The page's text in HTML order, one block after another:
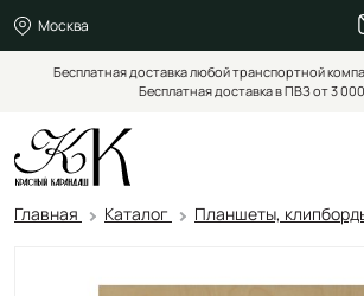
Москва
Бесплатная доставка любой транспортной
Бесплатная доставка в ПВЗ от 3
Главная Каталог Планшеты,